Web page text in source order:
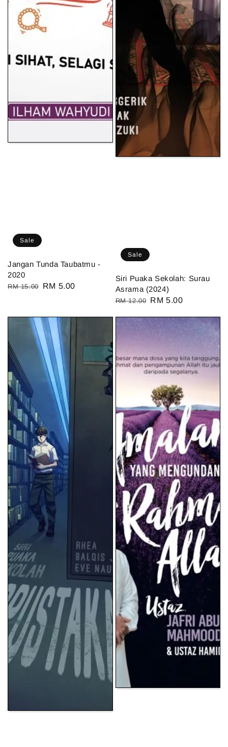
Sale
Jangan Tunda Taubatmu -
2020
Regular
RM 15.00
Sale
RM 5.00
Sale
Siri Puaka Sekolah: Surau
Asrama (2024)
Regular
RM 12.00 Sale
RM 5.00